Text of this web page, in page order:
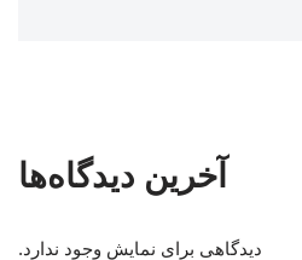
آخرین دیدگاه‌ها
دیدگاهی برای نمایش وجود ندارد.